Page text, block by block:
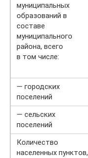
муниципальных
образований в
составе
муниципального
района, всего
в том числе:
— городских
поселений
— сельских
поселений
Количество
населенных пунктов,